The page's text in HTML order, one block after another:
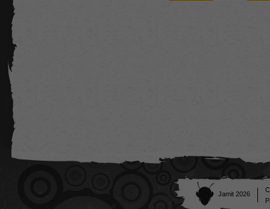
Jamit 2026